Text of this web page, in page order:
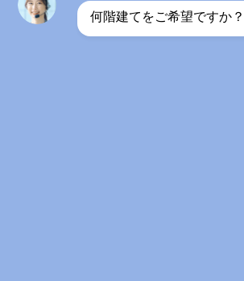
何階建てをご希望ですか？